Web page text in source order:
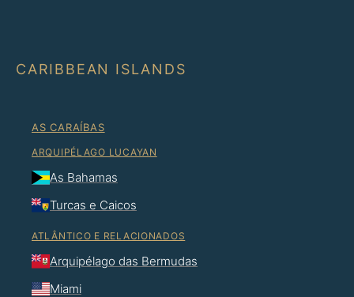
CARIBBEAN ISLANDS
AS CARAÍBAS
ARQUIPÉLAGO LUCAYAN
As Bahamas
Turcas e Caicos
ATLÂNTICO E RELACIONADOS
Arquipélago das Bermudas
Miami